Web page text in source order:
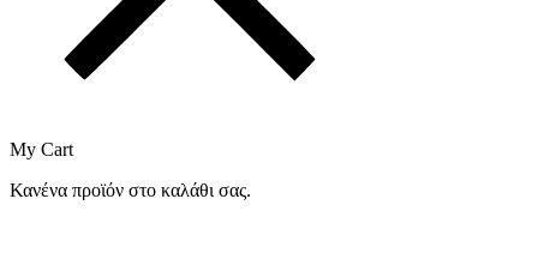
My Cart
Κανένα προϊόν στο καλάθι σας.